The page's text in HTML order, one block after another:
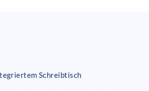
Schreibtisch